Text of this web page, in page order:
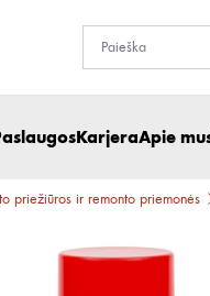
KarjeraApie
priežiūros ir remonto priemonės